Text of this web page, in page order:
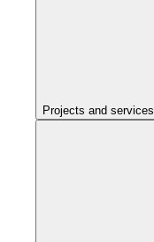
Projects and services